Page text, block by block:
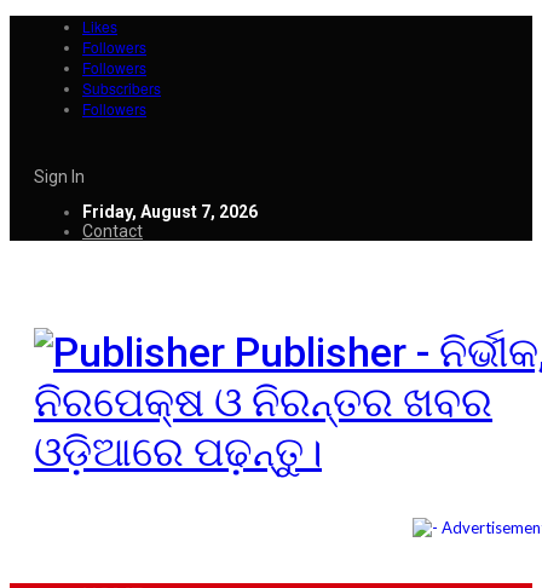
Likes
Followers
Followers
Subscribers
Followers
Sign In
Friday, August 7, 2026
Contact
Publisher -
ନିରପେକ୍ଷ ଓ ନିରନ୍ତର ଖବର
ଓଡ଼ିଆରେ ପଢ଼ନ୍ତୁ।